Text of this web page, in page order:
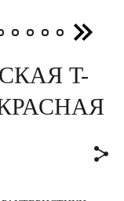
T-
КРАСНАЯ